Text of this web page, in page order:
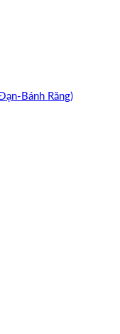
Bánh Răng)